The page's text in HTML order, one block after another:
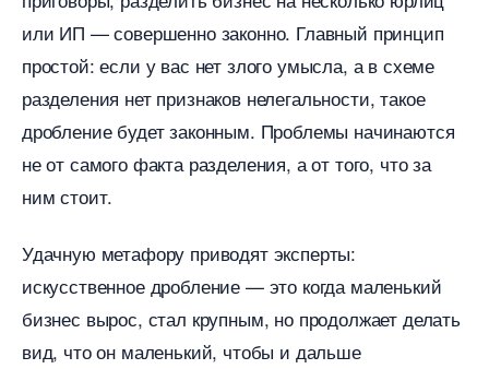
или ИП — совершенно законно. Главный принцип
простой: если у вас нет злого умысла, а в схеме
разделения нет признаков нелегальности, такое
дробление будет законным. Проблемы начинаются
не от самого факта разделения, а от того, что за
ним стоит.
Удачную метафору приводят эксперты:
искусственное дробление — это когда маленький
изнес вырос, стал крупным, но продолжает делать
ид, что он маленький, чтобы и дальше